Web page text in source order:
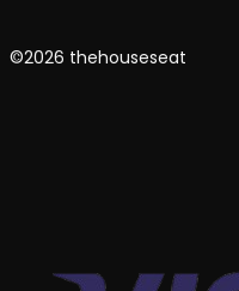
©2026 thehouseseat